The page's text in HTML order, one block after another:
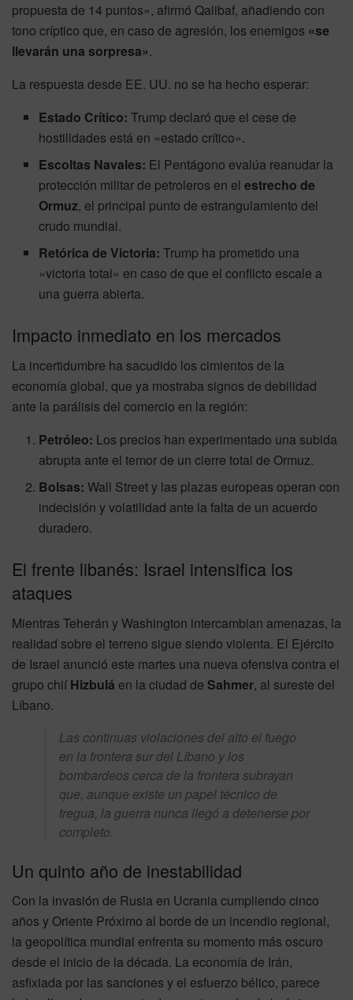
propuesta de 14 puntos», afirmó Qalibaf, añadiendo con
tono críptico que, en caso de agresión, los enemigos «se
llevarán una sorpresa».
La respuesta desde EE. UU. no se ha hecho esperar:
Estado Crítico: Trump declaró que el cese de
hostilidades está en «estado crítico».
Escoltas Navales: El Pentágono evalúa reanudar la
protección militar de petroleros en elestrecho de
Ormuz, el principal punto de estrangulamiento del
crudo mundial.
Retórica de Victoria: Trump ha prometido una
«victoria total» en caso de que el conflicto escale a
una guerra abierta.
Impacto inmediato en los mercados
La incertidumbre ha sacudido los cimientos de la
economía global, que ya mostraba signos de debilidad
ante la parálisis del comercio en la región:
Petróleo: Los precios han experimentado una subida
abrupta ante el temor de un cierre total de Ormuz.
Bolsas: Wall Street y las plazas europeas operan con
indecisión y volatilidad ante la falta de un acuerdo
duradero.
El frente libanés: Israel intensifica los
ataques
Mientras Teherán y Washington intercambian amenazas, la
realidad sobre el terreno sigue siendo violenta. El Ejército
de Israel anunció este martes una nueva ofensiva contra el
grupo chiíHizbulá en la ciudad de Sahmer, al sureste del
Líbano.
Las continuas violaciones del alto el fuego
en la frontera sur del Líbano y los
bombardeos cerca de la frontera subrayan
que, aunque existe un papel técnico de
tregua, la guerra nunca llegó a detenerse por
completo.
Un quinto año de inestabilidad
Con la invasión de Rusia en Ucrania cumpliendo cinco
años y Oriente Próximo al borde de un incendio regional,
la geopolítica mundial enfrenta su momento más oscuro
desde el inicio de la década. La economía de Irán,
asfixiada por las sanciones y el esfuerzo bélico, parece